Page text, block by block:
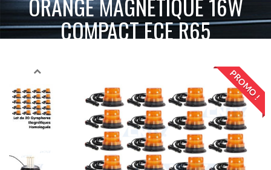
COMPACT ECE R65
20X GYROPHARE LED ORANGE MAGNÉTIQUE 16W COMPACT ECE R65
PROMO !